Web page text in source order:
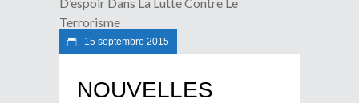
Terrorisme
15 septembre 2015
NOUVELLES